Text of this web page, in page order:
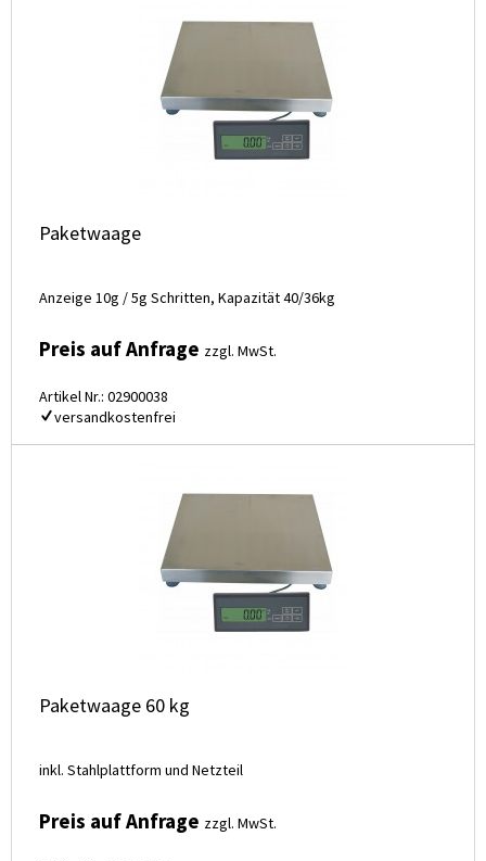
Paketwaage
Anzeige 10g / 5g Schritten, Kapazität 40/36kg
Preis auf Anfrage zzgl. MwSt.
Artikel Nr.: 02900038
versandkostenfrei
Paketwaage 60 kg
inkl. Stahlplattform und Netzteil
Preis auf Anfrage zzgl. MwSt.